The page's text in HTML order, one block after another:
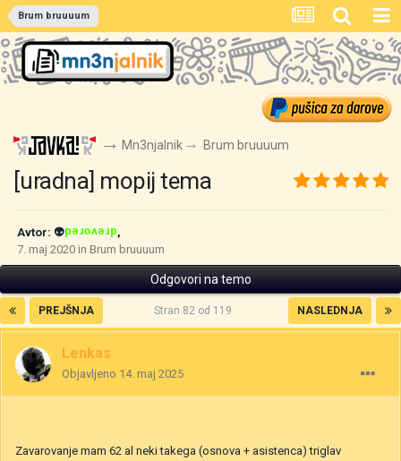
Brum bruuuum
Mn3njalnik Brum bruuuum
[uradna] mopij tema
Avtor: 👽drevored,
7. maj 2020 in Brum bruuuum
Odgovori na temo
PREJŠNJA NASLEDNJA
Stran 82 od 119
Lenkas
Objavljeno 14. maj 2025
Zavarovanje mam 62 al neki takega (osnova + asistenca) triglav